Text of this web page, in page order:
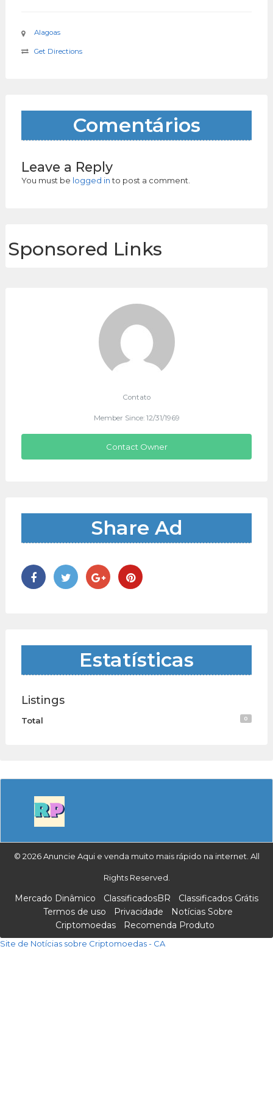
Alagoas
Get Directions
Comentários
Leave a Reply
You must be logged into post a comment.
Sponsored Links
Contato
Member Since: 12/31/1969
Contact Owner
Share Ad
Estatísticas
Listings
Total 0
© 2026 Anuncie Aqui e venda muito mais rápido na internet. All
Rights Reserved.
Mercado Dinâmico ClassificadosBR
Classificados Grátis
Termos de uso
Privacidade
Notícias Sobre
Criptomoedas
Recomenda Produto
Site de Notícias sobre Criptomoedas - CA